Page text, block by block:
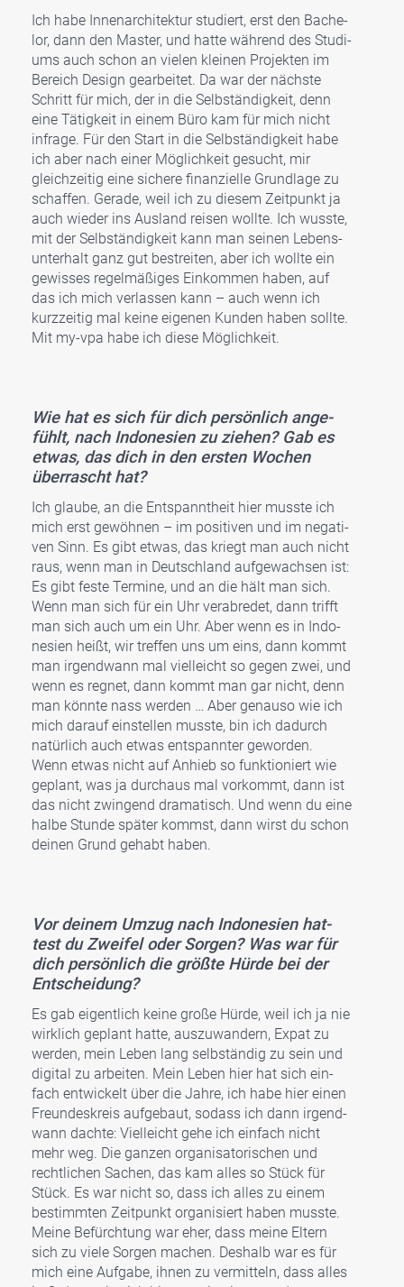
Ich habe Innen­ar­chi­tek­tur stu­diert, erst den Bache­
lor, dann den Mas­ter, und hat­te wäh­rend des Stu­di­
ums auch schon an vie­len klei­nen Pro­jek­ten im
Bereich Design gear­bei­tet. Da war der nächs­te
Schritt für mich, der in die Selb­stän­dig­keit, denn
eine Tätig­keit in einem Büro kam für mich nicht
infra­ge. Für den Start in die Selb­stän­dig­keit habe
ich aber nach einer Mög­lich­keit gesucht, mir
gleich­zei­tig eine siche­re finan­zi­el­le Grund­la­ge zu
schaf­fen. Gera­de, weil ich zu die­sem Zeit­punkt ja
auch wie­der ins Aus­land rei­sen woll­te. Ich wuss­te,
mit der Selb­stän­dig­keit kann man sei­nen Lebens­
un­ter­halt ganz gut bestrei­ten, aber ich woll­te ein
gewis­ses regel­mä­ßi­ges Ein­kom­men haben, auf
das ich mich ver­las­sen kann – auch wenn ich
kurz­zei­tig mal kei­ne eige­nen Kun­den haben soll­te.
Mit my-vpa habe ich die­se Mög­lich­keit.
Wie hat es sich für dich per­sön­lich ange­
fühlt, nach Indo­ne­si­en zu zie­hen? Gab es
etwas, das dich in den ers­ten Wochen
über­rascht hat?
Ich glau­be, an die Ent­spannt­heit hier muss­te ich
mich erst gewöh­nen – im posi­ti­ven und im nega­ti­
ven Sinn. Es gibt etwas, das kriegt man auch nicht
raus, wenn man in Deutsch­land auf­ge­wach­sen ist:
Es gibt fes­te Ter­mi­ne, und an die hält man sich.
Wenn man sich für ein Uhr ver­ab­re­det, dann trifft
man sich auch um ein Uhr. Aber wenn es in Indo­
ne­si­en heißt, wir tref­fen uns um eins, dann kommt
man irgend­wann mal viel­leicht so gegen zwei, und
wenn es reg­net, dann kommt man gar nicht, denn
man könn­te nass wer­den … Aber genau­so wie ich
mich dar­auf ein­stel­len muss­te, bin ich dadurch
natür­lich auch etwas ent­spann­ter gewor­den.
Wenn etwas nicht auf Anhieb so funk­tio­niert wie
geplant, was ja durch­aus mal vor­kommt, dann ist
das nicht zwin­gend dra­ma­tisch. Und wenn du eine
hal­be Stun­de spä­ter kommst, dann wirst du schon
dei­nen Grund gehabt haben.
Vor dei­nem Umzug nach Indo­ne­si­en hat­
test du Zwei­fel oder Sor­gen? Was war für
dich per­sön­lich die größ­te Hür­de bei der
Ent­schei­dung?
Es gab eigent­lich kei­ne gro­ße Hür­de, weil ich ja nie
wirk­lich geplant hat­te, aus­zu­wan­dern, Expat zu
wer­den, mein Leben lang selb­stän­dig zu sein und
digi­tal zu arbei­ten. Mein Leben hier hat sich ein­
fach ent­wi­ckelt über die Jah­re, ich habe hier einen
Freun­des­kreis auf­ge­baut, sodass ich dann irgend­
wann dach­te: Viel­leicht gehe ich ein­fach nicht
mehr weg. Die gan­zen orga­ni­sa­to­ri­schen und
recht­li­chen Sachen, das kam alles so Stück für
Stück. Es war nicht so, dass ich alles zu einem
bestimm­ten Zeit­punkt orga­ni­siert haben muss­te.
Mei­ne Befürch­tung war eher, dass mei­ne Eltern
sich zu vie­le Sor­gen machen. Des­halb war es für
mich eine Auf­ga­be, ihnen zu ver­mit­teln, dass alles